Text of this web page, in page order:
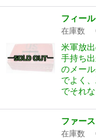
フィー
在庫数
米軍放
手持ち
のメー
でよく
でそれ
ファー
在庫数